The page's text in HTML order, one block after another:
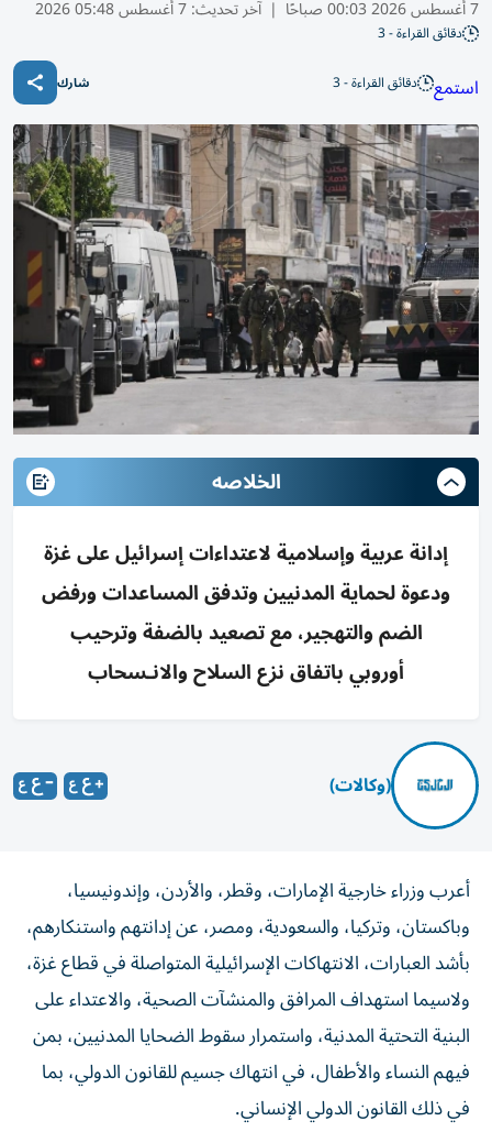
7 أغسطس 2026 00:03 صباحًا | آخر تحديث:7 أغسطس 05:48 2026
دقائق القراءة - 3
استمع دقائق القراءة - 3 شارك
الخلاصه
إدانة عربية وإسلامية لاعتداءات إسرائيل على غزة
ودعوة لحماية المدنيين وتدفق المساعدات ورفض
الضم والتهجير، مع تصعيد بالضفة وترحيب
أوروبي باتفاق نزع السلاح والانـسحاب
(وكالات)
أعرب وزراء خارجية الإمارات، وقطر، والأردن، وإندونيسيا،
وباكستان، وتركيا، والسعودية، ومصر، عن إدانتهم واستنكارهم،
بأشد العبارات، الانتهاكات الإسرائيلية المتواصلة في قطاع غزة،
ولاسيما استهداف المرافق والمنشآت الصحية، والاعتداء على
البنية التحتية المدنية، واستمرار سقوط الضحايا المدنيين، بمن
فيهم النساء والأطفال، في انتهاك جسيم للقانون الدولي، بما
في ذلك القانون الدولي الإنساني.